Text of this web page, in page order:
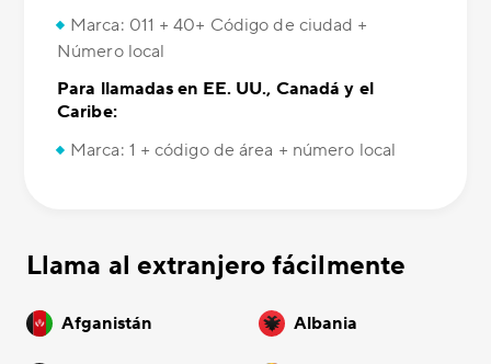
Marca: 011 + 40+ Código de ciudad +
Número local
Para llamadas en EE. UU., Canadá y el
Caribe:
Marca: 1 + código de área + número local
Llama al extranjero fácilmente
Afganistán Albania